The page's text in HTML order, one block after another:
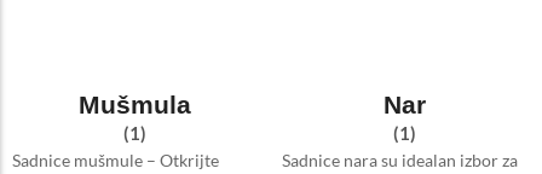
Mušmula
(1)
Sadnice mušmule – Otkrijte
Nar
(1)
Sadnice nara su idealan izbor za